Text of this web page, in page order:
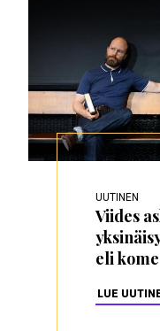
UUTINEN
Viides
eli
LUE